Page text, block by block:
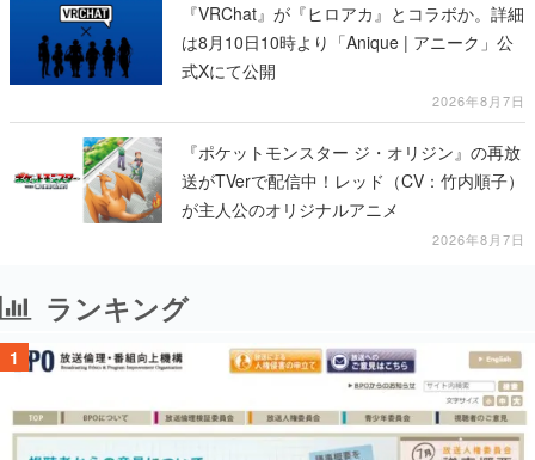
『VRChat』が『ヒロアカ』とコラボか。詳細
は8月10日10時より「Anique | アニーク」公
式Xにて公開
2026年8月7日
『ポケットモンスター ジ・オリジン』の再放
送がTVerで配信中！レッド（CV：竹内順子）
が主人公のオリジナルアニメ
2026年8月7日
ランキング
1